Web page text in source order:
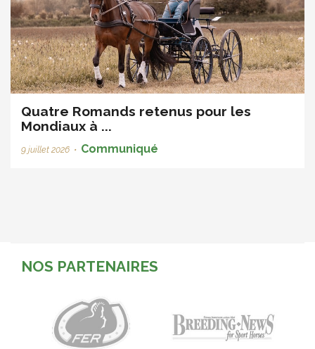
Quatre Romands retenus pour les
Mondiaux à ...
9 juillet 2026 • Communiqué
NOS PARTENAIRES